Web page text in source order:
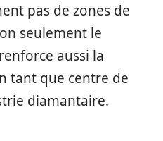
pas de zones de
seulement le
aussi la
tant que centre de
diamantaire.